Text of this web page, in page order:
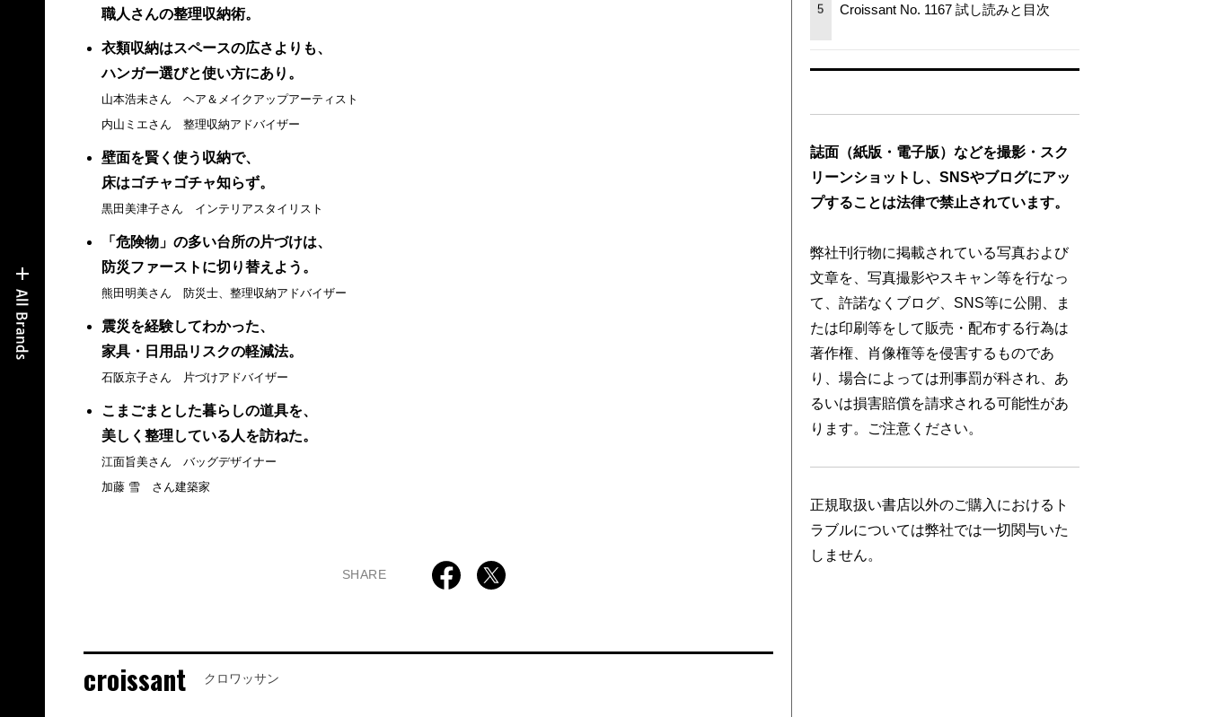
職人さんの整理収納術。
衣類収納はスペースの広さよりも、
ハンガー選びと使い方にあり。
山本浩未さん ヘア＆メイクアップアーティスト
内山ミエさん 整理収納アドバイザー
壁面を賢く使う収納で、
床はゴチャゴチャ知らず。
黒田美津子さん インテリアスタイリスト
「危険物」の多い台所の片づけは、
防災ファーストに切り替えよう。
熊田明美さん 防災士、整理収納アドバイザー
震災を経験してわかった、
家具・日用品リスクの軽減法。
石阪京子さん 片づけアドバイザー
こまごまとした暮らしの道具を、
美しく整理している人を訪ねた。
江面旨美さん バッグデザイナー
加藤 雪 さん建築家
SHARE
croissant クロワッサン
5 Croissant No. 1167 試し読みと目次
誌面（紙版・電子版）などを撮影・スク
リーンショットし、SNSやブログにアッ
プすることは法律で禁止されています。
弊社刊行物に掲載されている写真および
文章を、写真撮影やスキャン等を行なっ
て、許諾なくブログ、SNS等に公開、ま
たは印刷等をして販売・配布する行為は
著作権、肖像権等を侵害するものであ
り、場合によっては刑事罰が科され、あ
るいは損害賠償を請求される可能性があ
ります。ご注意ください。
正規取扱い書店以外のご購入におけるト
ラブルについては弊社では一切関与いた
しません。